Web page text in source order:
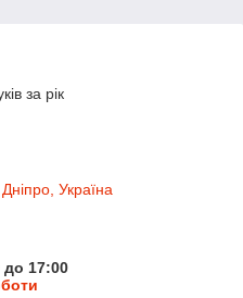
за рік
Україна
до 17:00